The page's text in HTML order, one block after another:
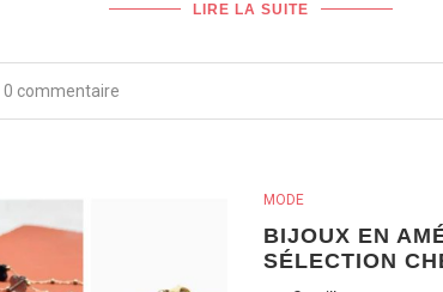
LIRE LA SUITE
0 commentaire
MODE
BIJOUX EN
SÉLECTION